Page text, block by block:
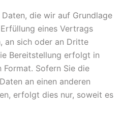
die wir auf Grundlage
eines Vertrags
an sich oder an Dritte
Bereitstellung erfolgt in
Format. Sofern Sie die
an einen anderen
erfolgt dies nur, soweit es